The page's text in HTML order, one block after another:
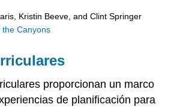
Kristin Beeve, and Clint Springer
the Canyons
proporcionan un marco
de planificación para